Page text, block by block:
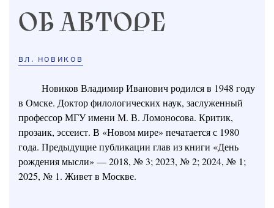
ОБ АВТОРЕ
ВЛ. НОВИКОВ
Новиков Владимир Иванович родился в 1948 году
в Омске. Доктор филологических наук, заслуженный
профессор МГУ имени М. В. Ломоносова. Критик,
прозаик, эссеист. В «Новом мире» печатается с 1980
года. Предыдущие публикации глав из книги «День
рождения мысли» — 2018, № 3; 2023, № 2; 2024, № 1;
2025, № 1. Живет в Москве.